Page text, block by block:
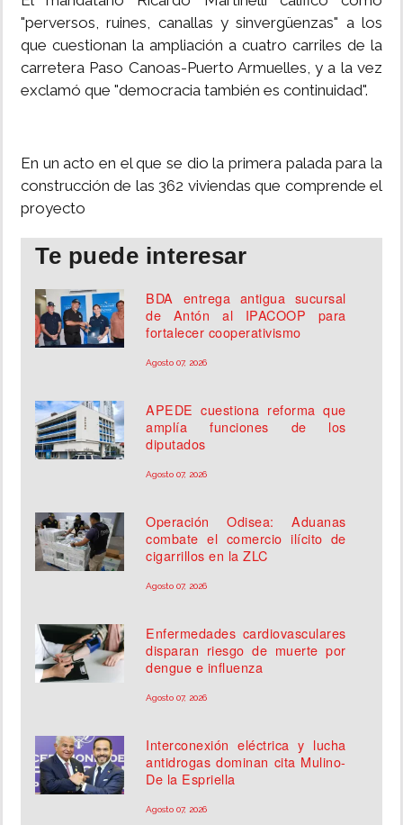
INSÓLITAS
MULTIMEDIA
"perversos, ruines, canallas y sinvergüenzas" a los
que cuestionan la ampliación a cuatro carriles de la
carretera Paso Canoas-Puerto Armuelles, y a la vez
exclamó que "democracia también es continuidad".
En un acto en el que se dio la primera palada para la
construcción de las 362 viviendas que comprende el
proyecto
Te puede interesar
BDA entrega antigua sucursal
de Antón al IPACOOP para
fortalecer cooperativismo
Agosto 07, 2026
APEDE cuestiona reforma que
amplía funciones de los
diputados
Agosto 07, 2026
Operación Odisea: Aduanas
combate el comercio ilícito de
cigarrillos en la ZLC
Agosto 07, 2026
Enfermedades cardiovasculares
disparan riesgo de muerte por
dengue e influenza
Agosto 07, 2026
Interconexión eléctrica y lucha
antidrogas dominan cita Mulino-
De la Espriella
Agosto 07, 2026